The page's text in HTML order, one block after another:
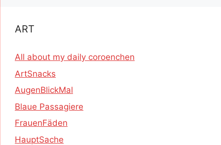
ART
All about my daily coroenchen
ArtSnacks
AugenBlickMal
Blaue Passagiere
FrauenFäden
HauptSache